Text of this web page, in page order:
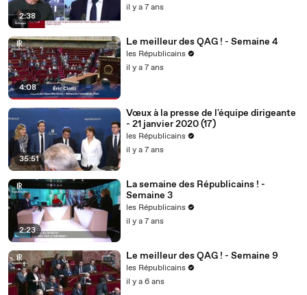
2:38
il y a 7 ans
4:08
Le meilleur des QAG ! - Semaine 4
les Républicains
il y a 7 ans
35:51
Vœux à la presse de l'équipe dirigeante
- 21 janvier 2020 (17)
les Républicains
il y a 7 ans
2:23
La semaine des Républicains ! -
Semaine 3
les Républicains
il y a 7 ans
Le meilleur des QAG ! - Semaine 9
les Républicains
il y a 6 ans